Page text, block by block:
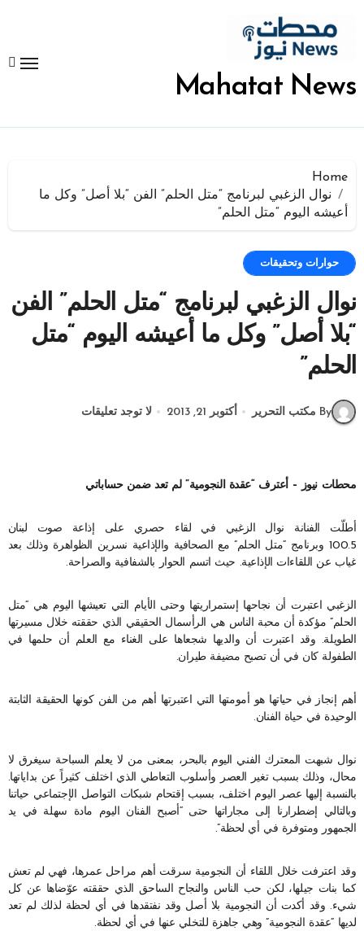
المحتوى
Mahatat News
Home
نوال الزغبي لبرنامج “متل الحلم” الفن “بلا أصل” وكل ما
أعيشه اليوم “متل الحلم”
حوارات وتحقيقات
نوال الزغبي لبرنامج “متل الحلم” الفن
“بلا أصل” وكل ما أعيشه اليوم “متل
الحلم”
By مكتب التحرير أكتوبر 21, 2013 لا توجد تعليقات
محطات نيوز – أعترف “عقدة النجومية” لم تعد ضمن حساباتي
أطلّت الفنانة نوال الزغبي في لقاء حصري على إذاعة صوت لبنان
100.5 وبرنامج “متل الحلم” مع الصحافية والإذاعية نسرين الظواهرة وذلك بعد
غياب عن اللقاءات الإذاعية. حيث اتسم الحوار بالشفافية والصراحة.
الزغبي اعتبرت أن نجاحها إستمراريتها وحتى الأيام التي تعيشها اليوم هي “متل
الحلم” مؤكدة أن محبة الناس هي الرأسمال الحقيقي الذي حققته خلال مسيرتها
الطويلة. وقد اعتبرت أن والديها شجعاها على الغناء مع العلم أن حلمها في
الطفولة كان في أن تصبح مضيفة طيران.
أهم إنجاز في حياتها هو أمومتها التي اعتبرتها أهم من الفن كونها الحقيقة الثابتة
الوحيدة في حياة الفنان.
نوال شبهت المعترك الفني اليوم بالبحر، بمعنى من لا يعلم السباحة سيغرق لا
محال، وذلك بسبب تغير العصر وأسلوب التعاطي الذي اختلف كثيراً عن بداياتها.
بالنسبة إليها عصر اليوم اختلف، بسبب إقتحام شبكات التواصل الإجتماعي حياتنا
وبالتالي إضطرارنا إلى مجاراتها حتى “أصبح الفنان اليوم مادة سهلة في يد
الجمهور ومتوفرة في أي لحظة”.
وقد اعترفت خلال اللقاء أن النجومية سرقت أهم مراحل عمرها، فهي لم تعش
كما بنات جيلها، لكن حب الناس والنجاح الساحق الذي حققته عوّضاها عن كل
شيء. وقد أكدت أن النجومية بلا أصل وقد نفتقدها في أي لحظة لذلك لم تعد
لديها “عقدة النجومية” وهي جاهزة للتخلي عنها في أي لحظة.